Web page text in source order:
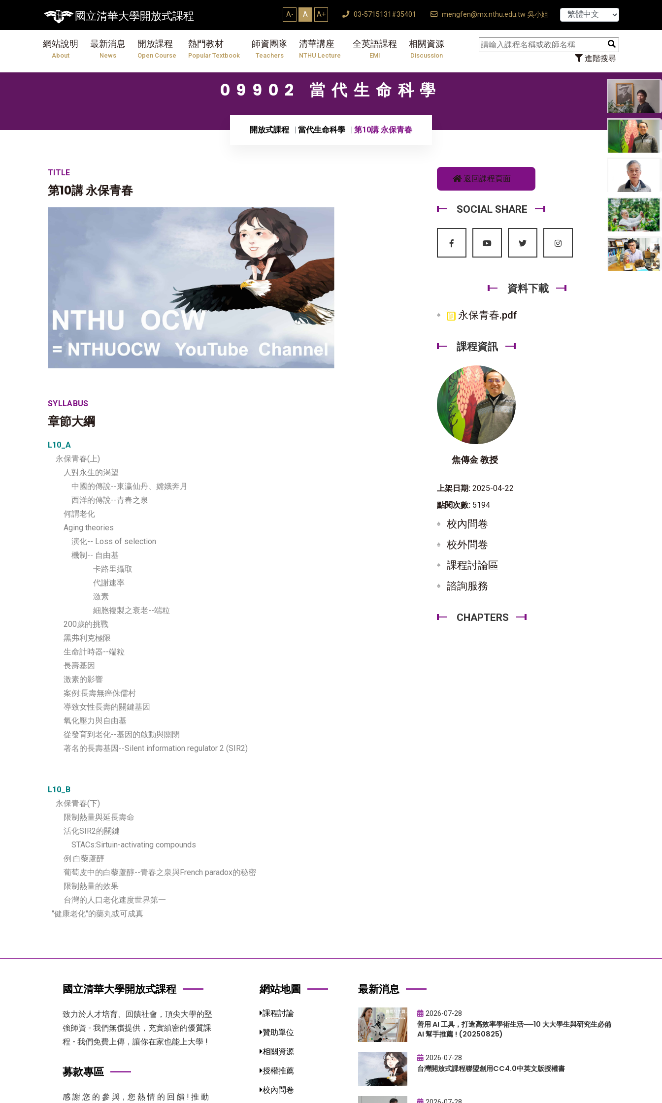
國立清華大學開放式課程 A- A A+ 03-5715131#35401 mengfen@mx.nthu.edu.tw 吳小姐
網站說明
About
最新消息
News
開放課程
Open Course
熱門教材
Popular Textbook
師資團隊
Teachers
清華講座
NTHU Lecture
全英語課程
EMI
相關資源
Discussion 進階搜尋
【7/31】
09902 當代生命科學
開放式課程 當代生命科學 第10講 永保青春
TITLE
第10講 永保青春
SYLLABUS
章節大綱
L10_A
永保青春(上)
人對永生的渴望
中國的傳說--東瀛仙丹、嫦娥奔月
西洋的傳說--青春之泉
何謂老化
Aging theories
演化-- Loss of selection
機制-- 自由基
卡路里攝取
代謝速率
激素
細胞複製之衰老--端粒
200歲的挑戰
黑弗利克極限
生命計時器--端粒
長壽基因
激素的影響
案例:長壽無癌侏儒村
導致女性長壽的關鍵基因
氧化壓力與自由基
從發育到老化--基因的啟動與關閉
著名的長壽基因--Silent information regulator 2 (SIR2)
L10_B
永保青春(下)
限制熱量與延長壽命
活化SIR2的關鍵
STACs:Sirtuin-activating compounds
例:白藜蘆醇
葡萄皮中的白藜蘆醇--青春之泉與French paradox的秘密
限制熱量的效果
台灣的人口老化速度世界第一
"健康老化"的藥丸或可成真
返回課程頁面
SOCIAL SHARE
資料下載
永保青春.pdf
課程資訊
焦傳金 教授
上架日期: 2025-04-22
點閱次數: 5194
校內問卷
校外問卷
課程討論區
諮詢服務
CHAPTERS
國立清華大學開放式課程
致力於人才培育、回饋社會，頂尖大學的堅
強師資 - 我們無償提供，充實縝密的優質課
程 - 我們免費上傳，讓你在家也能上大學 !
募款專區
感 謝 您 的 參 與，您 熱 情 的 回 饋 ! 推 動
網站地圖
課程討論
贊助單位
相關資源
授權推薦
校內問卷
最新消息
2026-07-28
善用 AI 工具，打造高效率學術生活──10 大大學生與研究生必備
AI 幫手推薦 ! (20250825)
2026-07-28
台灣開放式課程聯盟創用CC4.0中英文版授權書